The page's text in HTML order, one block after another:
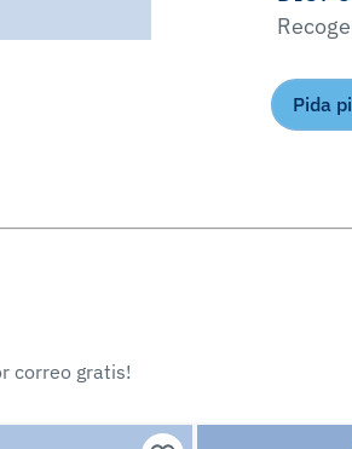
Pida
correo gratis!